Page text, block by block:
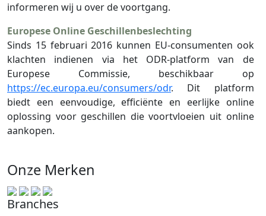
informeren wij u over de voortgang.
Europese Online Geschillenbeslechting
Sinds 15 februari 2016 kunnen EU-consumenten ook
klachten indienen via het ODR-platform van de
Europese Commissie, beschikbaar op
https://ec.europa.eu/consumers/odr. Dit platform
biedt een eenvoudige, efficiënte en eerlijke online
oplossing voor geschillen die voortvloeien uit online
aankopen.
Onze Merken
Branches